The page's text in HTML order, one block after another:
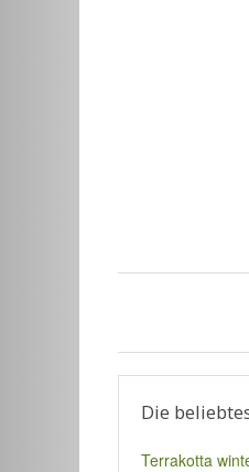
Die
Terrakotta